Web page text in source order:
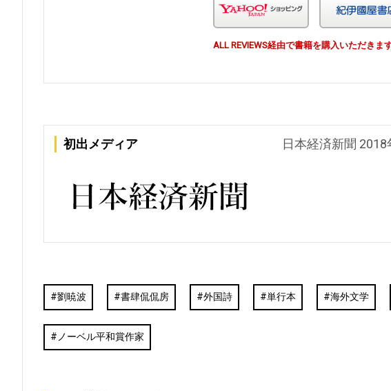
Yahoo!ショッピン
ALL REVIEWS経由で書籍を購入いただきま
初出メディア 日本経済新聞 2018
劉暁波 書肆侃侃房 外国詩 単行本 海外文学
ノーベル平和賞作家